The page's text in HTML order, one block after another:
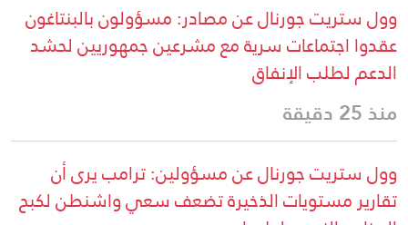
وول ستريت جورنال عن مصادر: مسؤولون بالبنتاغون
عقدوا اجتماعات سرية مع مشرعين جمهوريين لحشد
الدعم لطلب الإنفاق
منذ 25 دقيقة
وول ستريت جورنال عن مسؤولين: ترامب يرى أن
تقارير مستويات الذخيرة تضعف سعي واشنطن لكبح